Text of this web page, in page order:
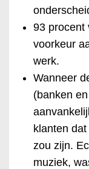
93 procent
voorkeur
werk.
Wanneer
(banken
klanten
zou zijn.
muziek,